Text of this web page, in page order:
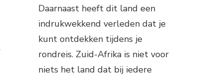
Daarnaast heeft dit land een
indrukwekkend verleden dat je
kunt ontdekken tijdens je
rondreis. Zuid-Afrika is niet voor
niets het land dat bij iedere